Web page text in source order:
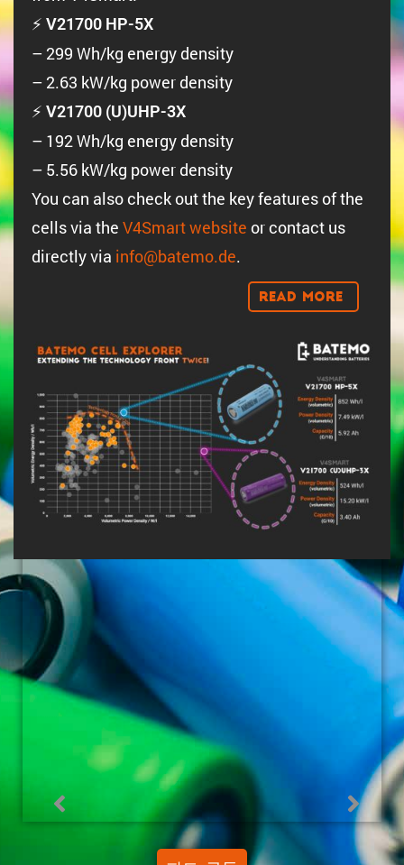
⚡ V21700 HP-5X
– 299 Wh/kg energy density
– 2.63 kW/kg power density
⚡ V21700 (U)UHP-3X
– 192 Wh/kg energy density
– 5.56 kW/kg power density
You can also check out the key features of the
cells via the V4Smart website or contact us
directly via info@batemo.de.
Read More